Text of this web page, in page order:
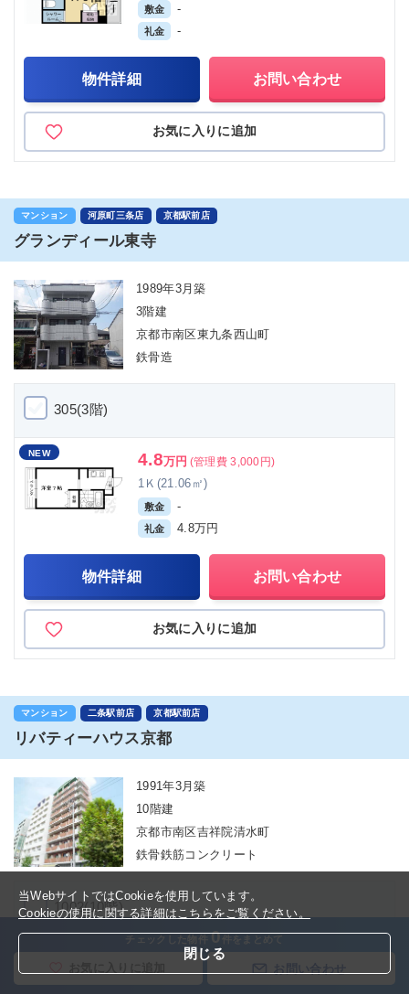
チェックした物件 0件をまとめて
敷金 -
礼金 -
物件詳細 お問い合わせ
お気に入りに追加
マンション 河原町三条店 京都駅前店
グランディール東寺
1989年3月築
3階建
京都市南区東九条西山町
鉄骨造
305(3階)
NEW 4.8万円 (管理費 3,000円)
1Ｋ(21.06㎡)
敷金 -
礼金 4.8万円
物件詳細 お問い合わせ
お気に入りに追加
マンション 二条駅前店 京都駅前店
リバティーハウス京都
1991年3月築
10階建
京都市南区吉祥院清水町
鉄骨鉄筋コンクリート
1002(10階)
NEW 4.5 万円(管理費 6,500円)
当WebサイトではCookieを使用しています。
Cookieの使用に関する詳細はこちらをご覧ください。
閉じる